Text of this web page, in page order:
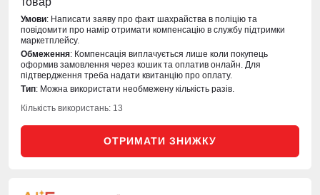
Умови: Написати заяву про факт шахрайства в поліцію та
повідомити про намір отримати компенсацію в службу підтримки
маркетплейсу.
Обмеження: Компенсація виплачується лише коли покупець
оформив замовлення через кошик та оплатив онлайн. Для
підтвердження треба надати квитанцію про оплату.
Тип: Можна використати необмежену кількість разів.
Кількість використань: 13
ОТРИМАТИ ЗНИЖКУ